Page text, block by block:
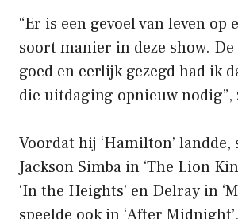
“Er is een gevoel van leven op
soort manier in deze show.
goed en eerlijk gezegd had ik
die uitdaging opnieuw nodig”,
Voordat hij ‘Hamilton’ landde,
Jackson Simba in ‘The Lion
‘In the Heights’ en Delray in
speelde ook in ‘After